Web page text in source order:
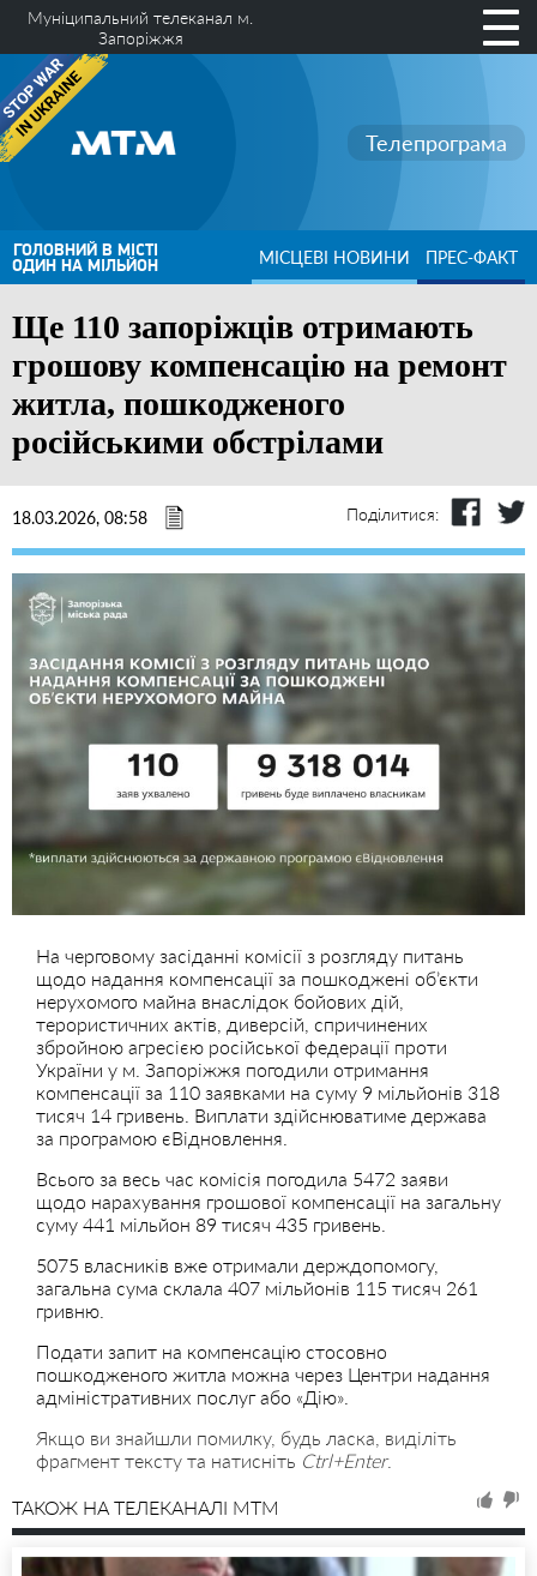
Муніципальний телеканал м.
Запоріжжя
Телепрограма
ГОЛОВНИЙ В МІСТІ
ОДИН НА МІЛЬЙОН МІСЦЕВІ НОВИНИ ПРЕС-ФАКТ
Ще 110 запоріжців отримають
грошову компенсацію на ремонт
житла, пошкодженого
російськими обстрілами
18.03.2026, 08:58 Поділитися:
На черговому засіданні комісії з розгляду питань
щодо надання компенсації за пошкоджені об’єкти
нерухомого майна внаслідок бойових дій,
терористичних актів, диверсій, спричинених
збройною агресією російської федерації проти
України у м. Запоріжжя погодили отримання
компенсації за 110 заявками на суму 9 мільйонів 318
тисяч 14 гривень. Виплати здійснюватиме держава
за програмою єВідновлення.
Всього за весь час комісія погодила 5472 заяви
щодо нарахування грошової компенсації на загальну
суму 441 мільйон 89 тисяч 435 гривень.
5075 власників вже отримали держдопомогу,
загальна сума склала 407 мільйонів 115 тисяч 261
гривню.
Подати запит на компенсацію стосовно
пошкодженого житла можна через Центри надання
адміністративних послуг або «Дію».
Якщо ви знайшли помилку, будь ласка, виділіть
фрагмент тексту та натисніть Ctrl+Enter.
ТАКОЖ НА ТЕЛЕКАНАЛІ MTM